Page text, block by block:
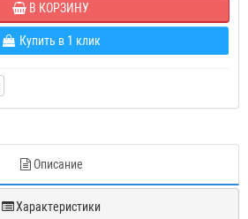
В КОРЗИНУ
Купить в 1 клик
Описание
Характеристики